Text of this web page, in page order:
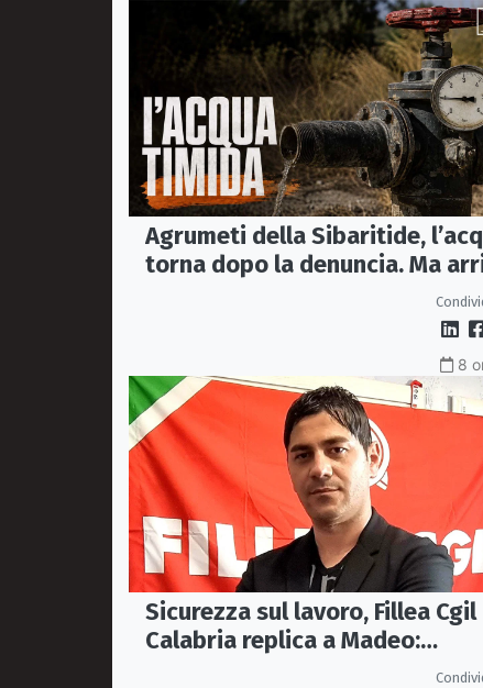
Agrumeti della Sibaritide,
torna dopo la denuncia. Ma
con un terzo della pressione
8
Sicurezza sul lavoro, Fillea Cgil
Calabria replica a Madeo:
«Servono controlli, non